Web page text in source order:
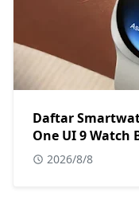
Daftar
One UI 9 Watch
2026/8/8